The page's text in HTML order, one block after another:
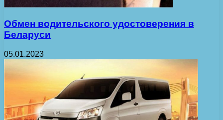
Обмен водительского удостоверения в
Беларуси
05.01.2023